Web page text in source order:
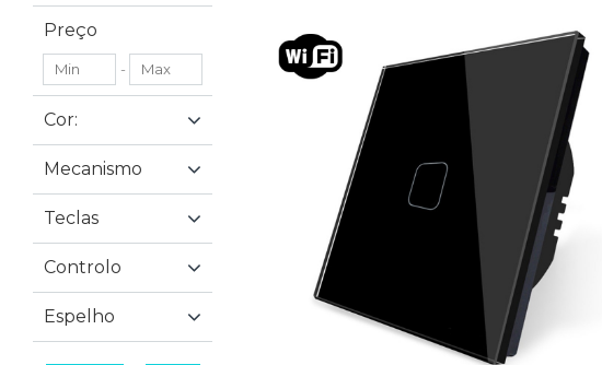
Preço
-
Cor:
Mecanismo
Teclas
Controlo
Espelho